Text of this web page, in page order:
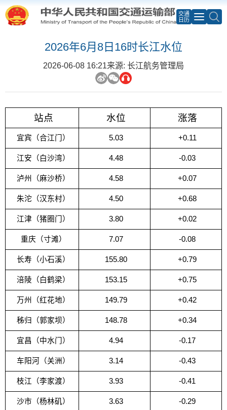
交通
日历
2026年6月8日16时长江水位
2026-06-08 16:21来源: 长江航务管理局
站点 水位 涨落
宜宾（合江门） 5.03 +0.11
江安（白沙湾） 4.48 -0.03
泸州（麻沙桥） 4.58 +0.07
朱沱（汉东村） 4.50 +0.68
江津（猪圈门） 3.80 +0.02
重庆（寸滩） 7.07 -0.08
长寿（小石溪） 155.80 +0.79
涪陵（白鹤梁） 153.15 +0.75
万州（红花地） 149.79 +0.42
秭归（郭家坝） 148.78 +0.34
宜昌（中水门） 4.94 -0.17
车阳河（关洲） 3.14 -0.43
枝江（李家渡） 3.93 -0.41
沙市（杨林矶） 3.63 -0.29